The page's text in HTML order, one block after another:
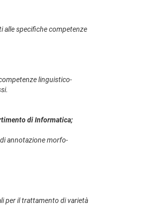
alle specifiche competenze
linguistico-
di Informatica;
annotazione morfo-
per il trattamento di varietà